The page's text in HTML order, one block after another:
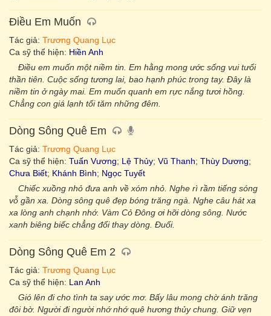
Điều Em Muốn
Tác giả: Trương Quang Lục
Ca sỹ thể hiện: Hiền Anh
Điều em muốn một niềm tin. Em hằng mong ước sống vui tưổi
thần tiên. Cuộc sống tương lai, bao hạnh phúc trong tay. Đây là
niềm tin ở ngày mai. Em muốn quanh em rực nắng tươi hồng.
Chẳng con giá lạnh tối tăm những đêm.
Dòng Sông Quê Em
Tác giả: Trương Quang Lục
Ca sỹ thể hiện: Tuấn Vương; Lệ Thủy; Vũ Thanh; Thùy Dương;
Chưa Biết; Khánh Bình; Ngọc Tuyết
Chiếc xuồng nhỏ đưa anh về xóm nhỏ. Nghe rì rầm tiếng sóng
vỗ gần xa. Dòng sông quê đẹp bóng trăng ngà. Nghe câu hát xa
xa lòng anh chạnh nhớ. Vàm Cỏ Đông ơi hỡi dòng sông. Nước
xanh biêng biếc chẳng đổi thay dòng. Đuổi.
Dòng Sông Quê Em 2
Tác giả: Trương Quang Lục
Ca sỹ thể hiện: Lan Anh
Gió lên đi cho tình ta say ước mơ. Bấy lâu mong chờ ánh trăng
đôi bờ. Người đi người nhớ nhớ quê hương thủy chung. Giữ vẹn